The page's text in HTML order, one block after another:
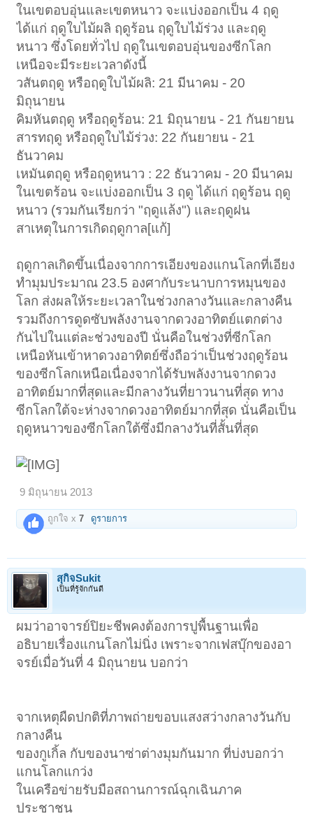
ในเขตอบอุ่นและเขตหนาว จะแบ่งออกเป็น 4 ฤดู
ได้แก่ ฤดูใบไม้ผลิ ฤดูร้อน ฤดูใบไม้ร่วง และฤดู
หนาว ซึ่งโดยทั่วไป ฤดูในเขตอบอุ่นของซีกโลก
เหนือจะมีระยะเวลาดังนี้
วสันตฤดู หรือฤดูใบไม้ผลิ: 21 มีนาคม - 20
มิถุนายน
คิมหันตฤดู หรือฤดูร้อน: 21 มิถุนายน - 21 กันยายน
สารทฤดู หรือฤดูใบไม้ร่วง: 22 กันยายน - 21
ธันวาคม
เหมันตฤดู หรือฤดูหนาว : 22 ธันวาคม - 20 มีนาคม
ในเขตร้อน จะแบ่งออกเป็น 3 ฤดู ได้แก่ ฤดูร้อน ฤดู
หนาว (รวมกันเรียกว่า "ฤดูแล้ง") และฤดูฝน
สาเหตุในการเกิดฤดูกาล[แก้]
ฤดูกาลเกิดขึ้นเนื่องจากการเอียงของแกนโลกที่เอียง
ทำมุมประมาณ 23.5 องศากับระนาบการหมุนของ
โลก ส่งผลให้ระยะเวลาในช่วงกลางวันและกลางคืน
รวมถึงการดูดซับพลังงานจากดวงอาทิตย์แตกต่าง
กันไปในแต่ละช่วงของปี นั่นคือในช่วงที่ซีกโลก
เหนือหันเข้าหาดวงอาทิตย์ซึ่งถือว่าเป็นช่วงฤดูร้อน
ของซีกโลกเหนือเนื่องจากได้รับพลังงานจากดวง
อาทิตย์มากที่สุดและมีกลางวันที่ยาวนานที่สุด ทาง
ซีกโลกใต้จะห่างจากดวงอาทิตย์มากที่สุด นั่นคือเป็น
ฤดูหนาวของซีกโลกใต้ซึ่งมีกลางวันที่สั้นที่สุด
9 มิถุนายน 2013
ถูกใจ x7 ดูรายการ
สุกิจSukit
เป็นที่รู้จักกันดี
ผมว่าอาจารย์ปิยะชีพคงต้องการปูพื้นฐานเพื่อ
อธิบายเรื่องแกนโลกไม่นิ่ง เพราะจากเฟสบุ๊กของอา
จรย์เมื่อวันที่ 4 มิถุนายน บอกว่า
จากเหตุผืดปกติที่ภาพถ่ายขอบแสงสว่างกลางวันกับ
กลางคืน
ของกูเกิ้ล กับของนาซ่าต่างมุมกันมาก ที่บ่งบอกว่า
แกนโลกแกว่ง
ในเครือข่ายรับมือสถานการณ์ฉุกเฉินภาค
ประชาชน